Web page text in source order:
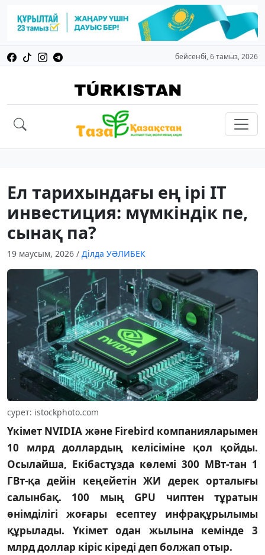
бейсенбі, 6 тамыз, 2026
Ел тарихындағы ең ірі IT
инвестиция: мүмкіндік пе,
сынақ па?
19 маусым, 2026 / Ділда УӘЛИБЕК
сурет: istockphoto.com
Үкімет NVIDIA және Firebird компанияларымен
10 млрд доллардың келісіміне қол қойды.
Осылайша, Екібастұзда көлемі 300 МВт-тан 1
ГВт-қа дейін кеңейетін ЖИ дерек орталығы
салынбақ. 100 мың GPU чиптен тұратын
өнімділігі жоғары есептеу инфрақұрылымы
құрылады. Үкімет одан жылына кемінде 3
млрд доллар кіріс кіреді деп болжап отыр.